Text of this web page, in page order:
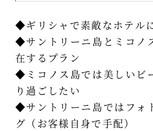
◆ギリシャで素敵なホテル
◆サントリーニ島とミコノ
在するプラン
◆ミコノス島では美しいビ
り過ごしたい
◆サントリーニ島ではフォ
グ（お客様自身で手配）